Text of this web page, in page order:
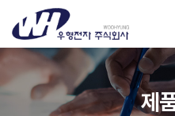
제